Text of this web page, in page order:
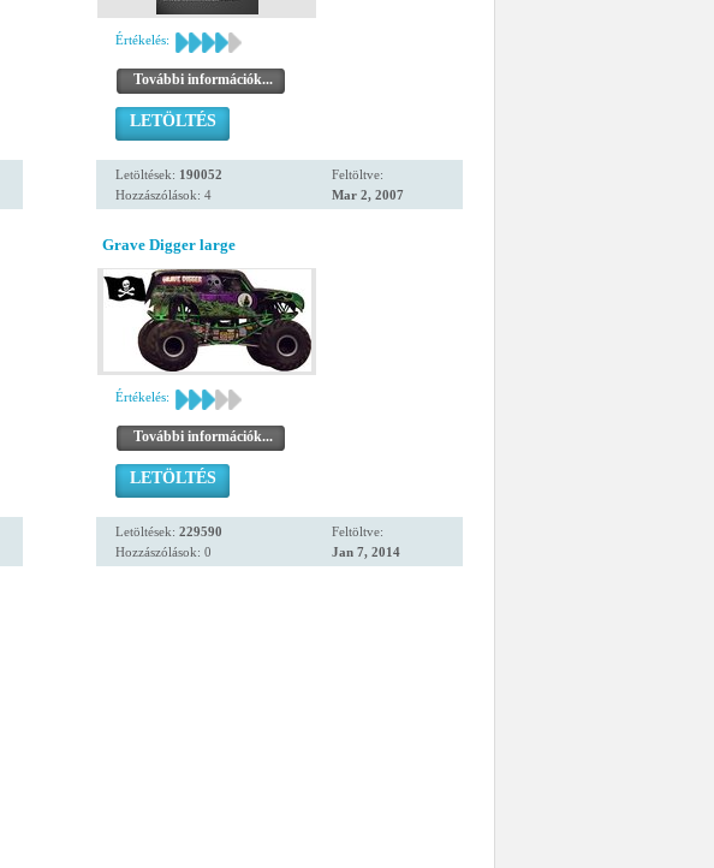
Értékelés:
További információk...
LETÖLTÉS
Letöltések: 190052
Hozzászólások: 4
Feltöltve:
Mar 2, 2007
Grave Digger large
Értékelés:
További információk...
LETÖLTÉS
Letöltések: 229590
Hozzászólások: 0
Feltöltve:
Jan 7, 2014